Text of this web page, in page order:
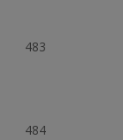
483
484